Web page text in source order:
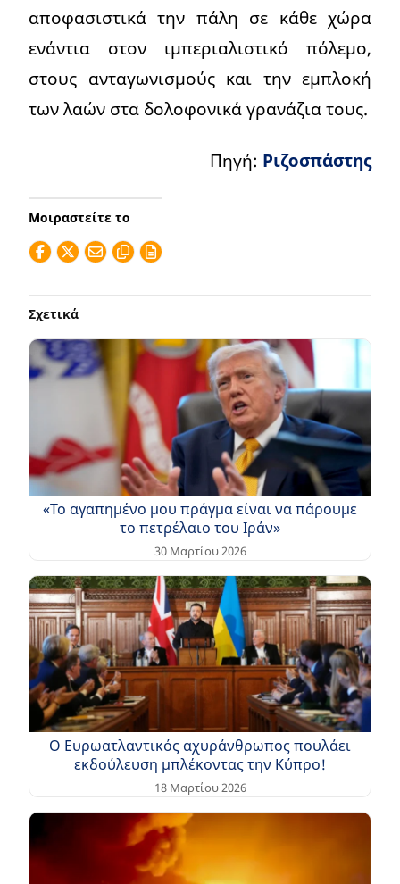
αποφασιστικά την πάλη σε κάθε χώρα
ενάντια στον ιμπεριαλιστικό πόλεμο,
στους ανταγωνισμούς και την εμπλοκή
των λαών στα δολοφονικά γρανάζια τους.
Πηγή: Ριζοσπάστης
Μοιραστείτε το
Σχετικά
«Το αγαπημένο μου πράγμα είναι να πάρουμε
το πετρέλαιο του Ιράν»
30 Μαρτίου 2026
Ο Ευρωατλαντικός αχυράνθρωπος πουλάει
εκδούλευση μπλέκοντας την Κύπρο!
18 Μαρτίου 2026